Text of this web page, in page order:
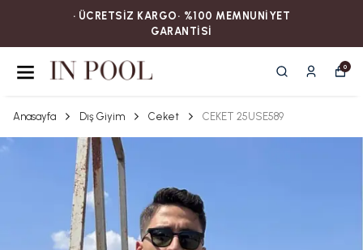
• ÜCRETSİZ KARGOㅤ‎‎‎‎‎‎‎‎• %100 MEMNUNİYET
GARANTİSİ
0
Anasayfa Dış Giyim Ceket CEKET 25USE589